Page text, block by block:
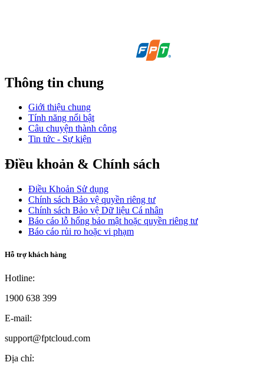
Thông tin chung
Giới thiệu chung
Tính năng nổi bật
Câu chuyện thành công
Tin tức - Sự kiện
Điều khoản & Chính sách
Điều Khoản Sử dụng
Chính sách Bảo vệ quyền riêng tư
Chính sách Bảo vệ Dữ liệu Cá nhân
Báo cáo lỗ hổng bảo mật hoặc quyền riêng tư
Báo cáo rủi ro hoặc vi phạm
Hỗ trợ khách hàng
Hotline:
1900 638 399
E-mail:
support@fptcloud.com
Địa chỉ: